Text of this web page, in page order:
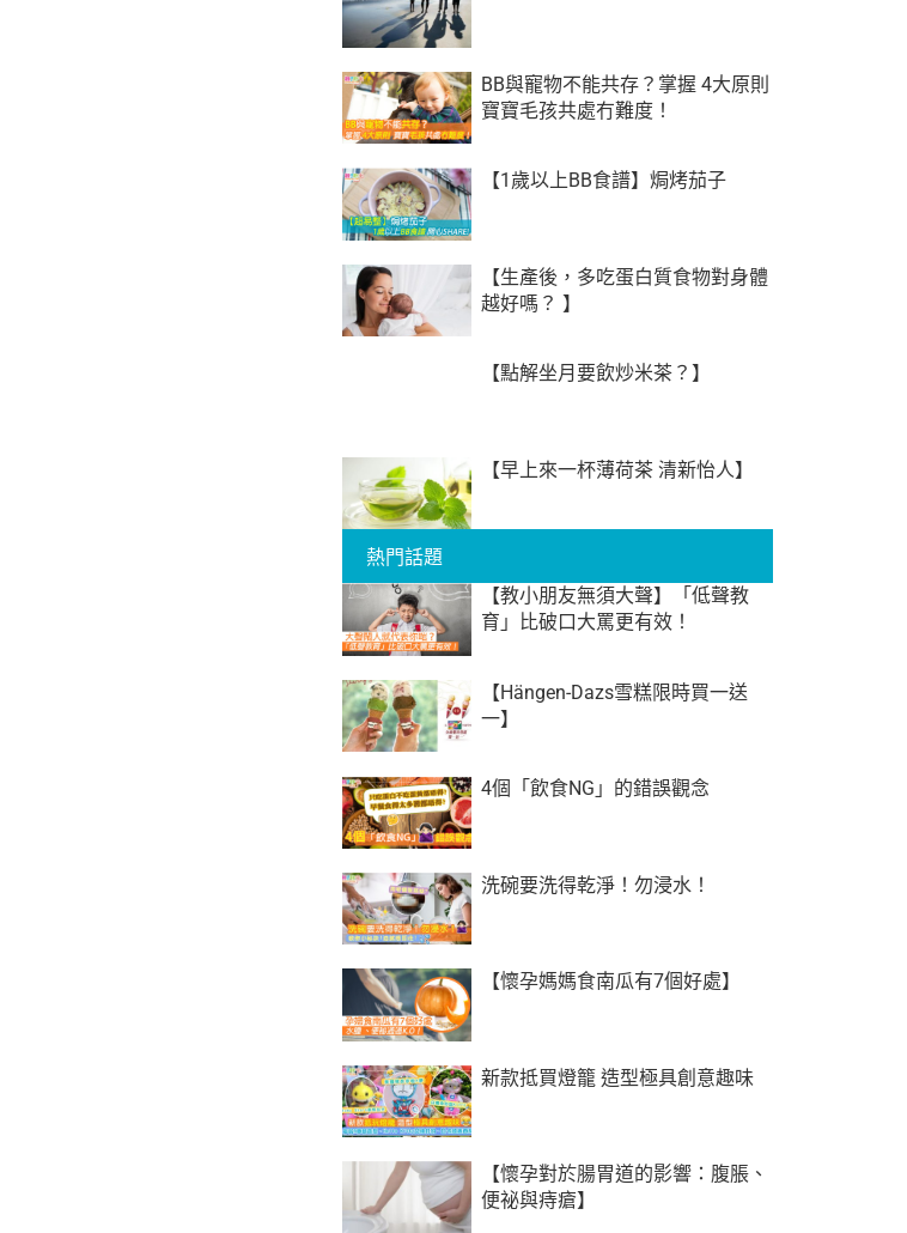
BB與寵物不能共存？掌握 4大原則
寶寶毛孩共處冇難度！
【1歲以上BB食譜】焗烤茄子
【生產後，多吃蛋白質食物對身體
越好嗎？ 】
【點解坐月要飲炒米茶？】
【早上來一杯薄荷茶 清新怡人】
熱門話題
【教小朋友無須大聲】「低聲教
育」比破口大罵更有效！
【Hängen-Dazs雪糕限時買一送
一】
4個「飲食NG」的錯誤觀念
洗碗要洗得乾淨！勿浸水！
【懷孕媽媽食南瓜有7個好處】
新款抵買燈籠 造型極具創意趣味
【懷孕對於腸胃道的影響：腹脹、
便祕與痔瘡】